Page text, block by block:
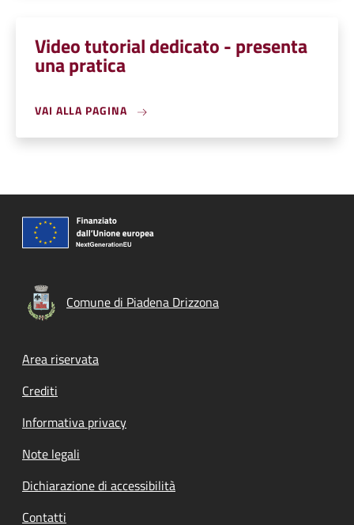
Video tutorial dedicato - presenta
una pratica
VAI ALLA PAGINA
Comune di Piadena Drizzona
Footer menu
Area riservata
Crediti
Informativa privacy
Note legali
Dichiarazione di accessibilità
Contatti